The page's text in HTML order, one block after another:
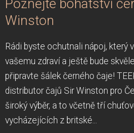
Poznejte bohatství
Winston
Rádi byste ochutnali nápoj, který
vašemu zdraví a ještě bude
připravte šálek černého čaje!
distributor čajů Sir Winston pro
široký výběr, a to včetně tří
vycházejících z britské...